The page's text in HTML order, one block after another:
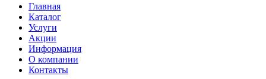
Главная
Каталог
Услуги
Акции
Информация
О компании
Контакты